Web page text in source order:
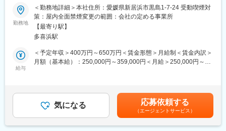
す。「会話のコツ」や「商品のご案内方法」といった実践的なス
キルを習得します。
・入社1カ月以降 ： 慣れてきたら独り立ち。既存のお客様をメイ
ンに訪問します。
＜専門資格を取得できる＞
・資格取得後は、資格手当として給与にも反映されます。
■働き方：
■業務内容：
CMでおなじみ、「サラサーティ」「熱さまシート」「ぬれマス
ク」など不織布（紙）製品を中心とした様々な衛生用品を製造す
る当社にて、日用品の生産計画の立案や原料・資材の購買業務を
ご担当いただきます。
■具体的な業務内容：
※数千万円という単位の発注を担う重要ポジションです。
勤務地
＜勤務地詳細＞本社住所：愛媛県新居浜市黒島1-7-24 受動喫煙対
策：屋内全面禁煙変更の範囲：会社の定める事業所
【最寄り駅】
多喜浜駅
給与
＜予定年収＞400万円～650万円＜賃金形態＞月給制＜賃金内訳＞
月額（基本給）：250,000円～359,000円＜月給＞250,000円～
賞与）800万円 入社10年目 係長/40代（月給50万＋賞与）1000万
円 入社20年目 課長/50代（月給60万円＋賞与）賃金はあくまでも
目安の金額であり、選考を通じて上下する可能性があります。月
給(月額)は固定手当を含めた表記です。
気になる 応募依頼する
（エージェントサービス）